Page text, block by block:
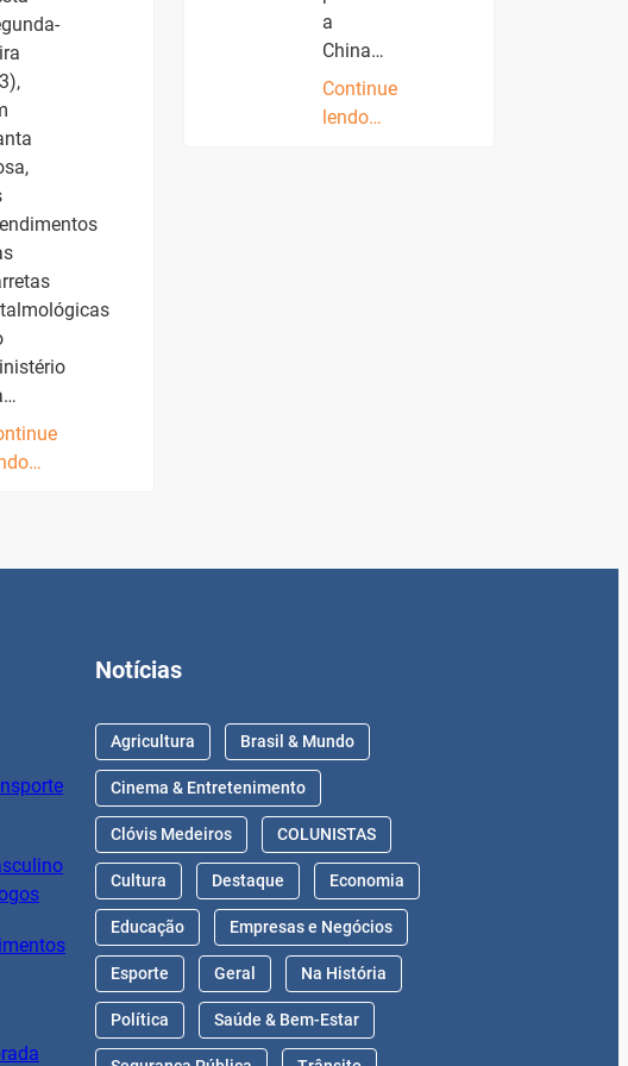
a
China…
Continue
lendo…
Notícias
Agricultura Brasil & Mundo
Cinema & Entretenimento
Clóvis Medeiros COLUNISTAS
Cultura Destaque Economia
Educação Empresas e Negócios
Esporte Geral Na História
Política Saúde & Bem-Estar